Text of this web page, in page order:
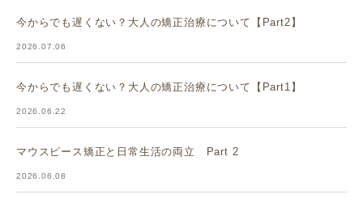
今からでも遅くない？大人の矯正治療について【Part2】
2026.07.06
今からでも遅くない？大人の矯正治療について【Part1】
2026.06.22
マウスピース矯正と日常生活の両立 Part 2
2026.06.08